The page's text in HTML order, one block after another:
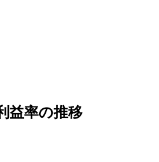
益率の推移